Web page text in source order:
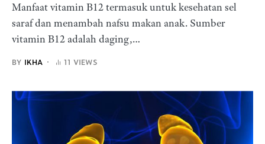
Manfaat vitamin B12 termasuk untuk kesehatan sel
saraf dan menambah nafsu makan anak. Sumber
vitamin B12 adalah daging,…
BY IKHA 11 VIEWS